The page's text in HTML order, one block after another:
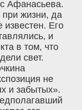
Афанасьева.
жизни, да
известен. Его
и
в том, что
свет.
не
и забытых».